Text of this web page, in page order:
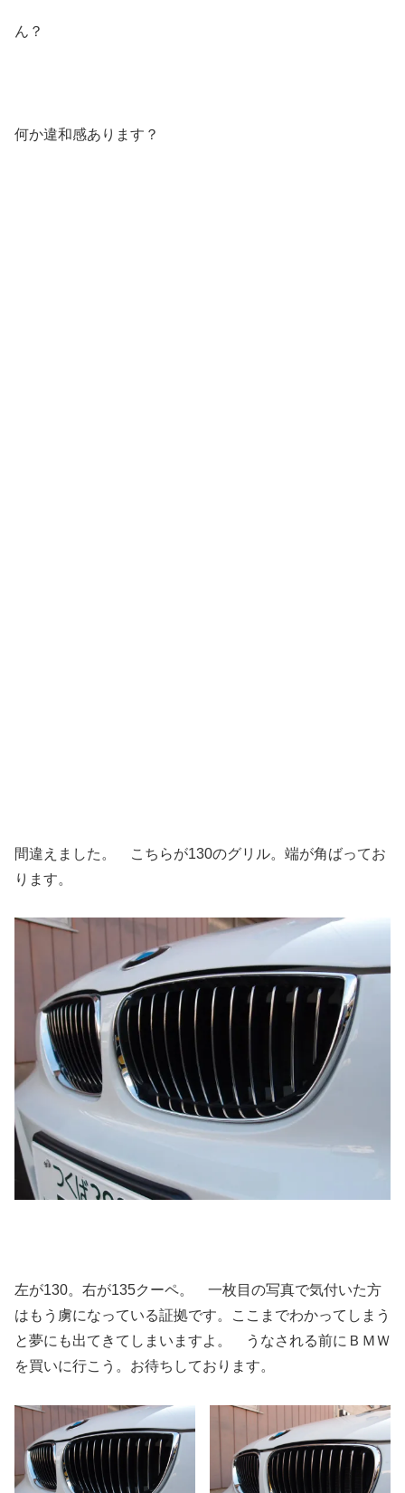
ん？
何か違和感あります？
間違えました。 こちらが130のグリル。端が角ばってお
ります。
左が130。右が135クーペ。 一枚目の写真で気付いた方
はもう虜になっている証拠です。ここまでわかってしまう
と夢にも出てきてしまいますよ。 うなされる前にＢＭＷ
を買いに行こう。お待ちしております。